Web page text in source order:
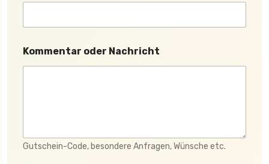
h
N
a
c
t
K
Kommentar oder Nachricht
Gutschein-Code, besondere Anfragen, Wünsche etc.